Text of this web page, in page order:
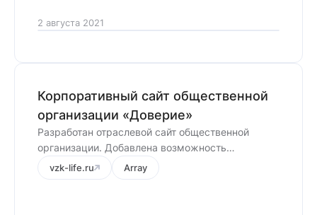
2 августа 2021
Корпоративный сайт общественной
организации «Доверие»
Разработан отраслевой сайт общественной
организации. Добавлена возможность
прохождения теста на болезнь Крона.
vzk-life.ru Array